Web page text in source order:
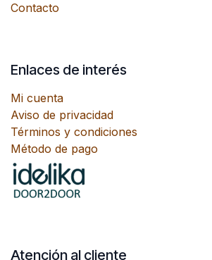
Contacto
Enlaces de interés
Mi cuenta
Aviso de privacidad
Términos y condiciones
Método de pago
Atención al cliente